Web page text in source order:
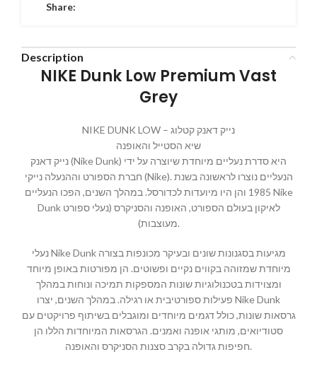
Share:
Description
NIKE Dunk Low Premium Vast
Grey
NIKE DUNK LOW – נייק דאנק קטלוג
שיא הסטייל והאופנה
נייק דאנק (Nike Dunk) היא סדרת נעליים מיוחדת שיוצרה על ידי
חברת הספורט וההנעלה נייקי (Nike). הנעליים נוצרו לראשונה בשנת
1985 והן היו מיועדות לכדורסל. במהלך השנים, הפכו הנעליים Nike
Dunk לאיקון בעולם הספורט, האופנה והסניקרס (נעלי ספורט
מעוצבות).
נעלי Nike Dunk מגיעות בסגנונות שונים ובעיקר מכונפות בצורה
מיוחדת שמזוהה בקווים נקיים ופשוטים. הן מפורטות באופן מיוחד
ומצוידות בטכנולוגיות שונות המספקות תמיכה ונוחות במהלך
פעילות ספורטיבית או רגילה. במהלך השנים, יצרו Nike Dunk
גרסאות שונות, כולל דגמים מיוחדים ומוגבלים בשיתוף פרויקטים עם
סטודיואים, מותגי אופנה ואמנים. הגרסאות המיוחדות הללו הן
חפיפות גדולה בקרב סצנות הסניקרס והאופנה.